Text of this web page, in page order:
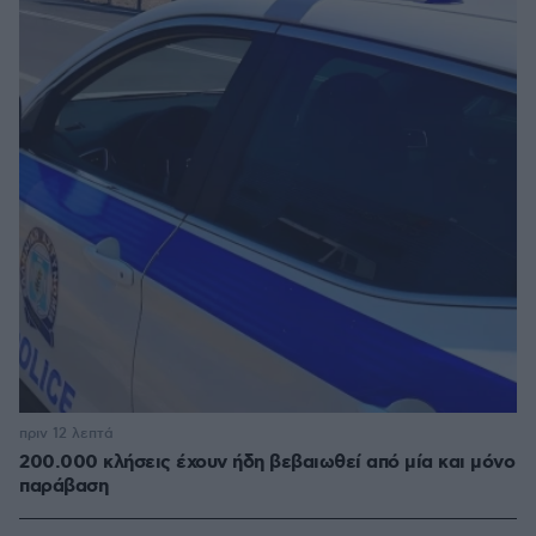
200.000 κλήσεις έχουν ήδη βεβαιωθεί από μία και μόνο
παράβαση
πριν 12 λεπτά